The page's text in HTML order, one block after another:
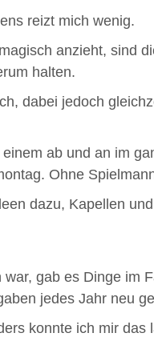
reizt mich wenig.
anzieht, sind
halten.
dabei jedoch
ab und an im
Ohne
dazu, Kapellen
gab es Dinge im
jedes Jahr neu
konnte ich mir